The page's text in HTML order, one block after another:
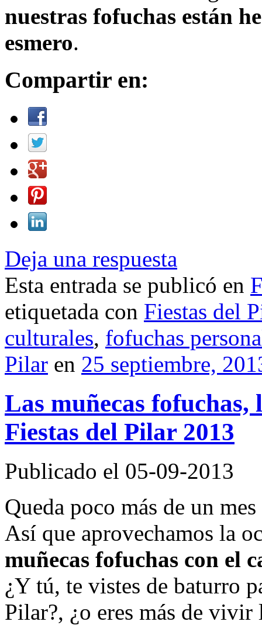
nuestras fofuchas están
esmero.
Compartir en:
Deja una respuesta
Esta entrada se publicó en
etiquetada con Fiestas del
culturales, fofuchas
Pilar en 25 septiembre,
Las muñecas
Fiestas del Pilar 2013
Publicado el 05-09-2013
Queda poco más de un
Así que aprovechamos la
muñecas fofuchas con el
¿Y tú, te vistes de baturro
Pilar?, ¿o eres más de